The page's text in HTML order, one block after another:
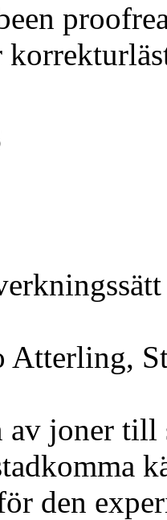
Atterling,
av joner till
den